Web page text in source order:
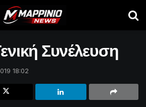
Συνέλευση
18:02